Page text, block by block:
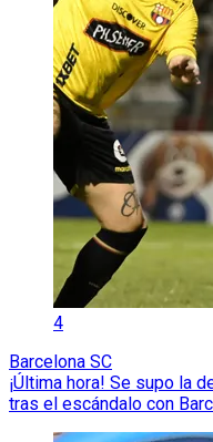
4
Barcelona SC
¡Última hora! Se supo la
tras el escándalo con